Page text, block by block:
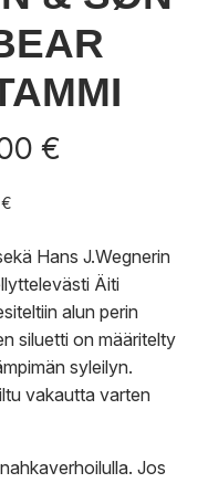
€
5
606,00 €
€
Hans J.Wegnerin
Äiti
alun perin
siluetti on määritelty
syleilyn.
vakautta varten
Jos